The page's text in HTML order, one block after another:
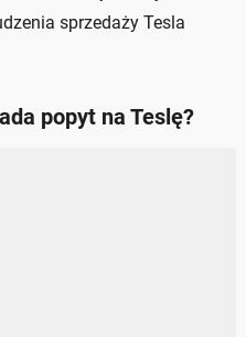
sprzedaży Tesla
popyt na Teslę?